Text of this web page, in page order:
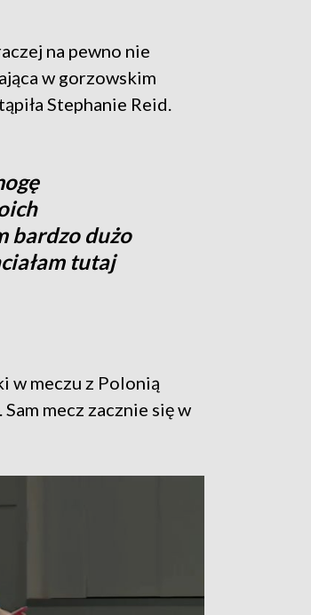
na pewno nie
w gorzowskim
Stephanie Reid.
bardzo dużo
tutaj
w meczu z Polonią
mecz zacznie się w